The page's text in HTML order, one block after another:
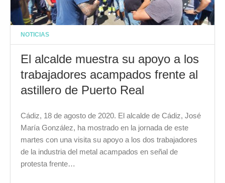
NOTICIAS
El alcalde muestra su apoyo a los
trabajadores acampados frente al
astillero de Puerto Real
Cádiz, 18 de agosto de 2020. El alcalde de Cádiz, José
María González, ha mostrado en la jornada de este
martes con una visita su apoyo a los dos trabajadores
de la industria del metal acampados en señal de
protesta frente…